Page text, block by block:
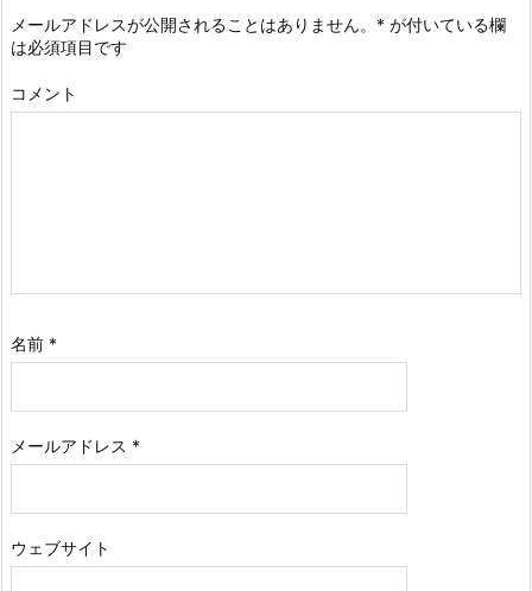
メールアドレスが公開されることはありません。 * が付いている欄
は必須項目です
コメント
名前 *
メールアドレス *
ウェブサイト